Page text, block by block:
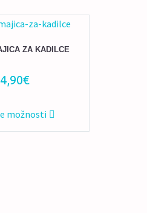
ZA KADILCE
€
možnosti
Ta
izdelek